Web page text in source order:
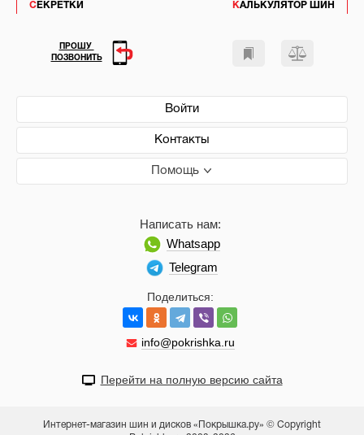
СЕКРЕТКИ
КАЛЬКУЛЯТОР ШИН
Войти
Контакты
Помощь
Поделиться:
info@pokrishka.ru
Написать нам:
Whatsapp
Telegram
ПРОШУ
ПОЗВОНИТЬ
Перейти на полную версию сайта
Интернет-магазин шин и дисков «Покрышка.ру» © Copyright